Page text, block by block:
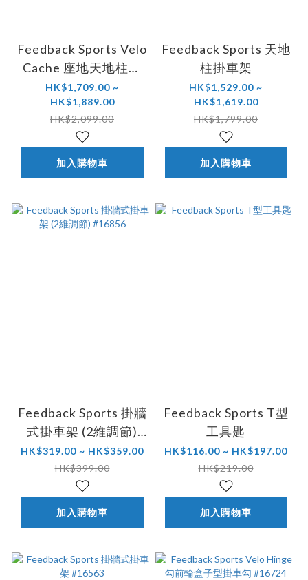
Feedback Sports Velo
Cache 座地天地柱掛
車架
HK$1,709.00 ~
HK$1,889.00
HK$2,099.00
加入購物車
Feedback Sports 天地
柱掛車架
HK$1,529.00 ~
HK$1,619.00
HK$1,799.00
加入購物車
Feedback Sports 掛牆
式掛車架 (2維調節)
#16856
HK$319.00 ~ HK$359.00
HK$399.00
加入購物車
Feedback Sports T型
工具匙
HK$116.00 ~ HK$197.00
HK$219.00
加入購物車